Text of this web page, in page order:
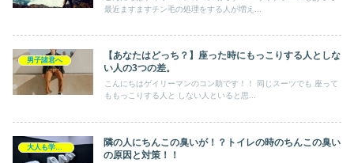
最近ますますチン毛の処理をする人が増え...
男子諸君へ
【あなたはどっち？】座った時にもっこりする人としな
い人の3つの差。
こんにちはゲイリーマンのコン助です！！ 同じスーツでも 座って
ももっこりする人と しない人といると思...
隣の人にちんこの臭いが！？トイレの時のちんこの臭い
の原因と対策！！